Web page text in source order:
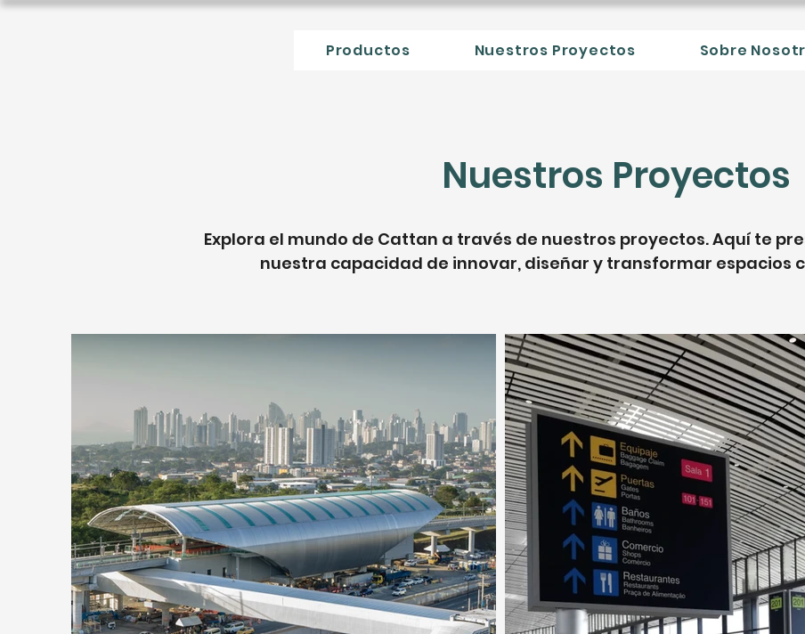
Productos Nuestros Proyectos Sobre
Nuestros Proyectos
Explora el mundo de Cattan a través de nuestros proyectos. Aquí te
nuestra capacidad de innovar, diseñar y transformar espacios